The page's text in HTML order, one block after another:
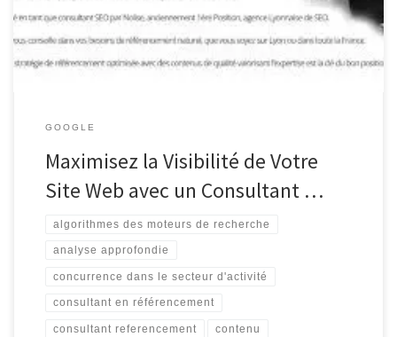
millions de sites web en concurrence pour l’attention des
utilisateurs, il […]
GOOGLE
Maximisez la Visibilité de Votre
Site Web avec un Consultant …
algorithmes des moteurs de recherche
analyse approfondie
concurrence dans le secteur d'activité
consultant en référencement
consultant referencement contenu